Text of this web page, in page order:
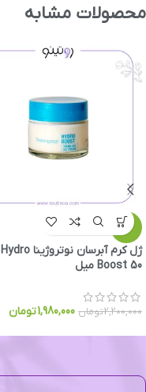
محصولات مشابه
-10%
ژل کرم آبرسان نوتروژینا Hydro
Boost 50 میل
2,200,000تومان 1,980,000تومان